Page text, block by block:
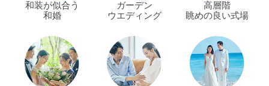
和装が似合う
和婚
ガーデン
ウエディング
高層階
眺めの良い式場